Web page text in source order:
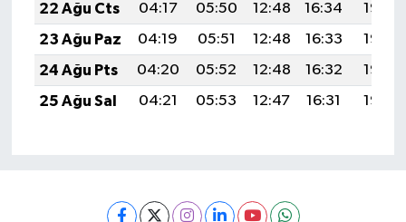
22 Ağu Cts
04:17 05:50 12:48 16:34
19:36
23 Ağu Paz
04:19 05:51 12:48 16:33
19:35
24 Ağu Pts
04:20 05:52 12:48 16:32
19:33
25 Ağu Sal
04:21 05:53 12:47 16:31 19:32